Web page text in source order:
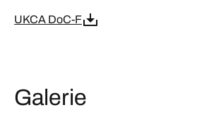
UKCA DoC-F
Galerie